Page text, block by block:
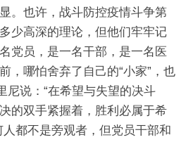
。也许，战斗防控疫情斗争第
少高深的理论，但他们牢牢记
党员，是一名干部，是一名医
，哪怕舍弃了自己的“小家”，也
尼说：“在希望与失望的决斗
的双手紧握着，胜利必属于希
都不是旁观者，但党员干部和